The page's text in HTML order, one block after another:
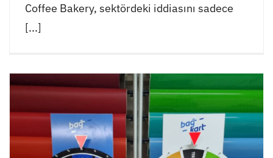
Coffee Bakery, sektördeki iddiasını sadece
[...]